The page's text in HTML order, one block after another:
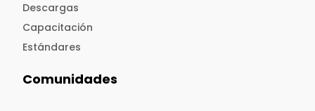
Descargas
Capacitación
Estándares
Comunidades